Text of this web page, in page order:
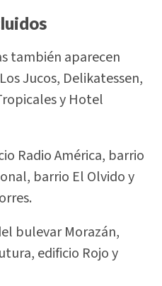
también aparecen
Jucos, Delikatessen,
y Hotel
Radio América, barrio
barrio El Olvido y
bulevar Morazán,
edificio Rojo y